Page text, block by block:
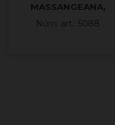
MASSANGEANA,
120.90.60.30 M25
Núm. art.: 5088